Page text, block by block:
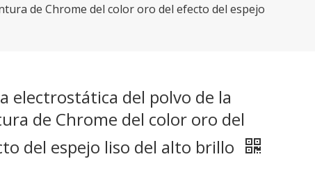
de Chrome del color oro del efecto del espejo
electrostática del polvo de la
de Chrome del color oro del
del espejo liso del alto brillo